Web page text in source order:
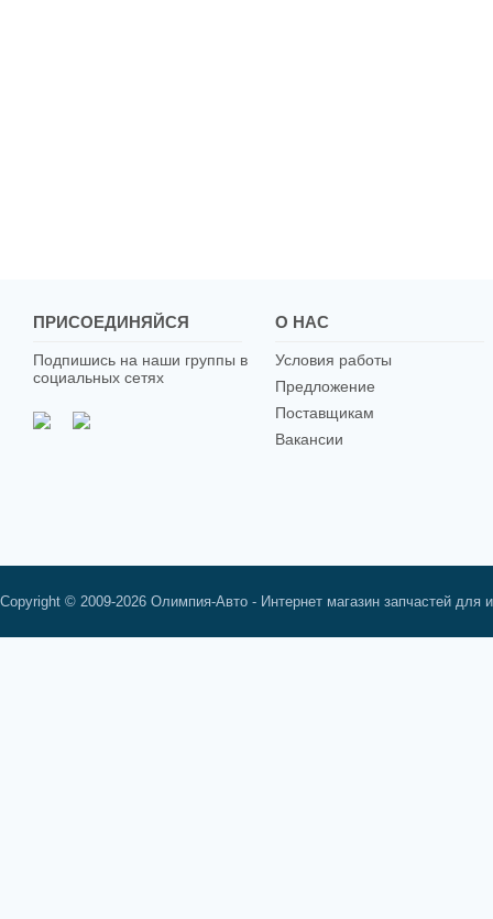
ПРИСОЕДИНЯЙСЯ
Подпишись на наши группы в
социальных сетях
О НАС
Условия работы
Предложение
Поставщикам
Вакансии
Copyright © 2009-2026 Олимпия-Авто - Интернет магазин запчастей для